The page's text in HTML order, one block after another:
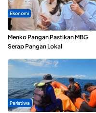
Ekonomi
SPPG di Maluku Utara
Menko Pangan Pastikan MBG
Serap Pangan Lokal
Peristiwa